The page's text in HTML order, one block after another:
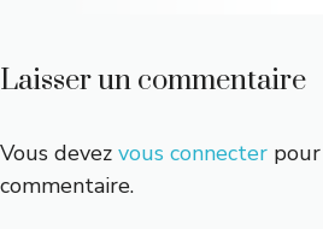
Laisser un commentaire
Vous devez vous connecter
commentaire.